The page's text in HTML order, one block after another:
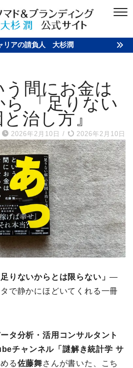
リアの請負人 大杉潤
う間にお金は
ら 「足りない
治し方』
2026年2月10日 / 2026年2月10日
りないからとは限らない」―
で静かにほどいてくれる一冊
タ分析・活用コンサルタント
チャンネル「謎解き統計学 サ
る佐藤舞さんが書いた、こち